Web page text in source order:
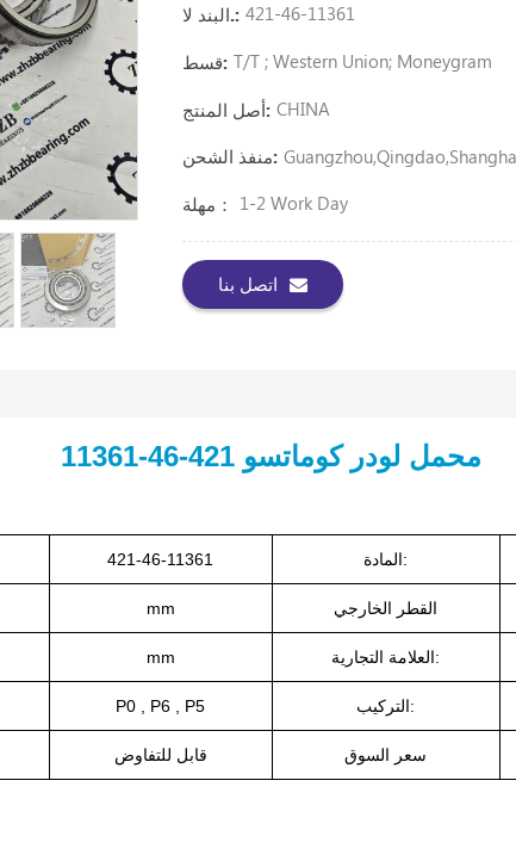
البند لا.: 421-46-11361
قسط: T/T ; Western Union; Moneygram
أصل المنتج: CHINA
منفذ الشحن:
مهلة： 1-2 Work Day
اتصل بنا
محمل لودر كوماتسو 421-46-11361
421-46-11361 المادة:
mm القطر الخارجي
mm العلامة التجارية:
P0 , P6 , P5 التركيب:
قابل للتفاوض سعر السوق